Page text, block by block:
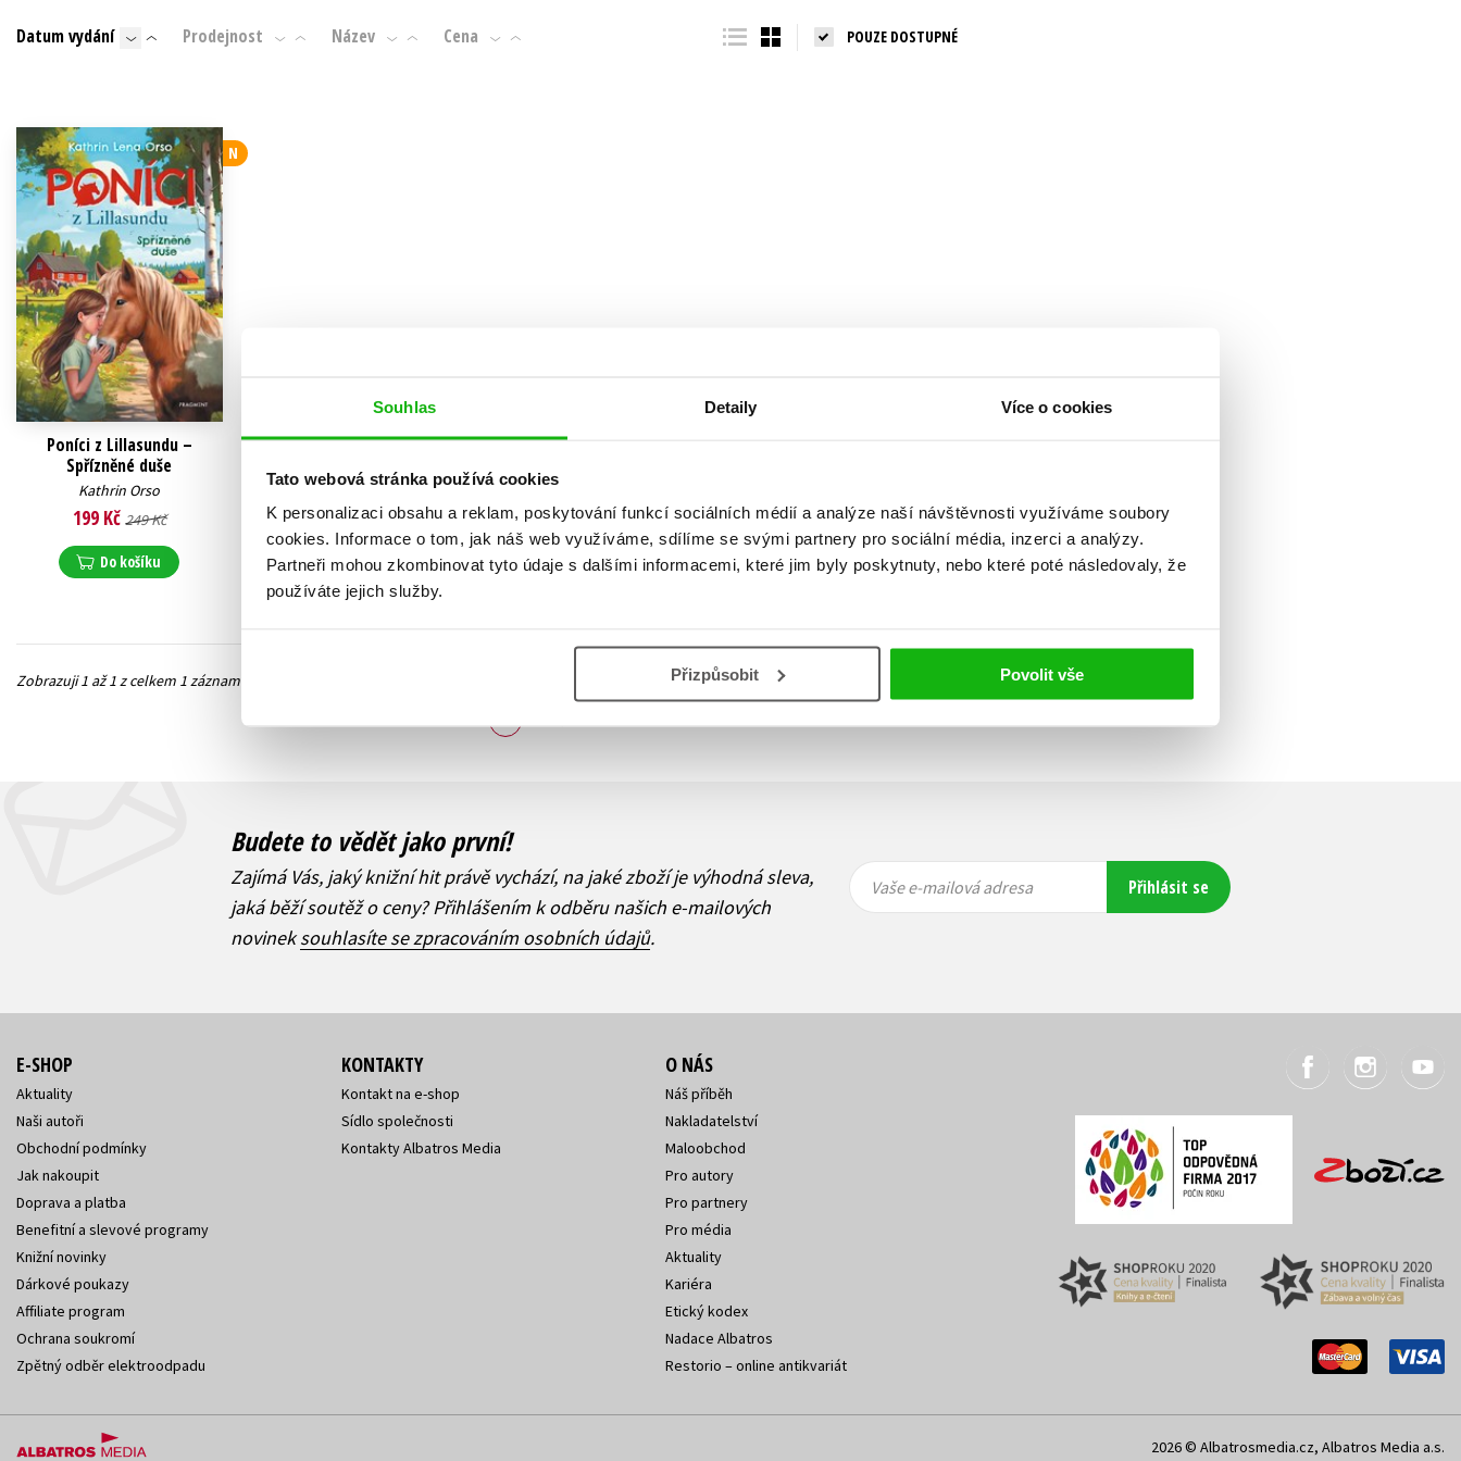
Souhlas Detaily Více o cookies
Tato webová stránka používá cookies
K personalizaci obsahu a reklam, poskytování funkcí sociálních médií a analýze naší návštěvnosti využíváme soubory
cookies. Informace o tom, jak náš web využíváme, sdílíme se svými partnery pro sociální média, inzerci a analýzy.
Partneři mohou zkombinovat tyto údaje s dalšími informacemi, které jim byly poskytnuty, nebo které poté následovaly, že
používáte jejich služby.
Přizpůsobit Povolit vše
Beletrie pro děti
Byznys a ekonomie
Jazyky
Populárně - naučné pro děti
Young adult (SK)
Datum vydání Prodejnost Název Cena POUZE DOSTUPNÉ
N
Poníci z Lillasundu –
Spřízněné duše
Kathrin Orso
199 Kč 249 Kč
Do košíku
Zobraz záznamů
Zobrazuji 1 až 1 z celkem 1 záznamů
Budete to vědět jako první!
Zajímá Vás, jaký knižní hit právě vychází, na jaké zboží je výhodná sleva,
jaká běží soutěž o ceny? Přihlášením k odběru našich e-mailových
novineksouhlasíte se zpracováním osobních údajů.
Vaše e-
mailová
Vaše e-
mailová
Vaše e-mailová adresa Přihlásit se
E-SHOP
Aktuality
Naši autoři
Obchodní podmínky
Jak nakoupit
Doprava a platba
Benefitní a slevové programy
Knižní novinky
Dárkové poukazy
Affiliate program
Ochrana soukromí
Zpětný odběr elektroodpadu
KONTAKTY
Kontakt na e-shop
Sídlo společnosti
Kontakty Albatros Media
O NÁS
Náš příběh
Nakladatelství
Maloobchod
Pro autory
Pro partnery
Pro média
Aktuality
Kariéra
Etický kodex
Nadace Albatros
Restorio – online antikvariát
2026 © Albatrosmedia.cz, Albatros Media a.s.